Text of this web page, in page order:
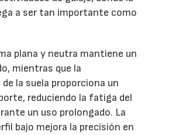
a ser tan importante como
plana y neutra mantiene un
mientras que la
la suela proporciona un
reduciendo la fatiga del
un uso prolongado. La
bajo mejora la precisión en